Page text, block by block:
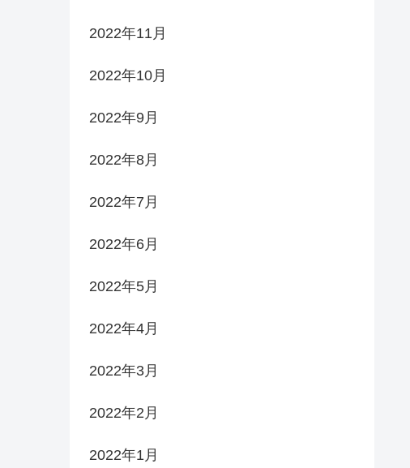
2022年11月
2022年10月
2022年9月
2022年8月
2022年7月
2022年6月
2022年5月
2022年4月
2022年3月
2022年2月
2022年1月